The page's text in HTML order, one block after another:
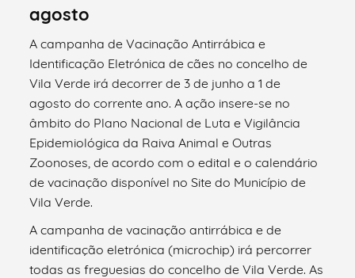
agosto
A campanha de Vacinação Antirrábica e
Identificação Eletrónica de cães no concelho de
Vila Verde irá decorrer de 3 de junho a 1 de
agosto do corrente ano. A ação insere-se no
âmbito do Plano Nacional de Luta e Vigilância
Epidemiológica da Raiva Animal e Outras
Zoonoses, de acordo com o edital e o calendário
de vacinação disponível no Site do Município de
Vila Verde.
A campanha de vacinação antirrábica e de
identificação eletrónica (microchip) irá percorrer
todas as freguesias do concelho de Vila Verde. As